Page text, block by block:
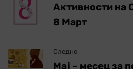
Активности
8 Март
Следно
Мај – месец за